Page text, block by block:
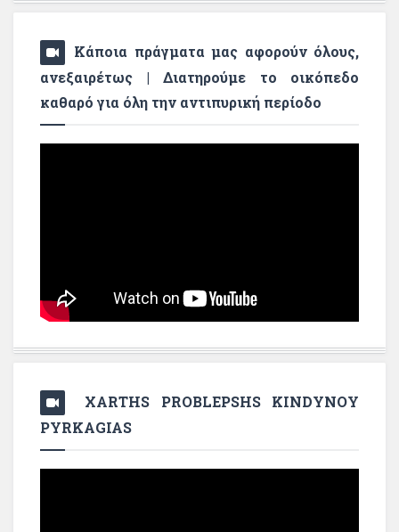
Κάποια πράγματα μας αφορούν όλους,
ανεξαιρέτως | Διατηρούμε το οικόπεδο
καθαρό για όλη την αντιπυρική περίοδο
XARTHS PROBLEPSHS KINDYNOY
PYRKAGIAS